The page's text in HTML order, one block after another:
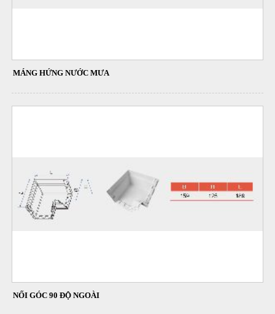
MÁNG HỨNG NƯỚC MƯA
NỐI GÓC 90 ĐỘ NGOÀI